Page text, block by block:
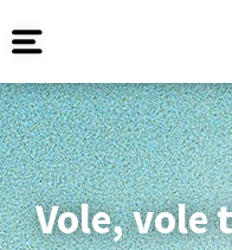
Vole, vole